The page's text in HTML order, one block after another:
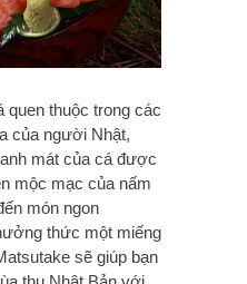
thuộc trong các
của người Nhật,
mát của cá được
mộc mạc của nấm
món ngon
thức một miếng
sẽ giúp bạn